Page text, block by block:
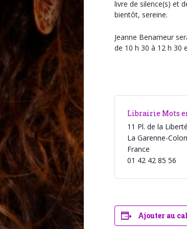
e
n
livre de silence(s) et
bientôt, sereine.
Jeanne Benameur
de 10 h 30 à 12 h 30
Librairie Mots
11 Pl. de la Liberté
La Garenne-
France
01 42 42 85 56
Ajouter au